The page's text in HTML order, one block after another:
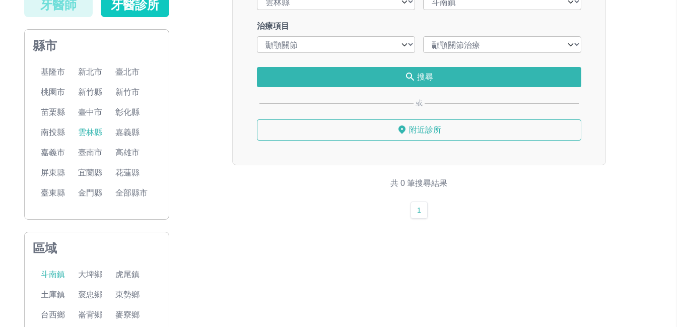
牙醫師 牙醫診所
縣市
基隆市 新北市 臺北市
桃園市 新竹縣 新竹市
苗栗縣 臺中市 彰化縣
南投縣 雲林縣 嘉義縣
嘉義市 臺南市 高雄市
屏東縣 宜蘭縣 花蓮縣
臺東縣 金門縣 全部縣市
區域
斗南鎮 大埤鄉 虎尾鎮
土庫鎮 褒忠鄉 東勢鄉
台西鄉 崙背鄉 麥寮鄉
治療項目
搜尋
或
附近診所
共 0 筆搜尋結果
1